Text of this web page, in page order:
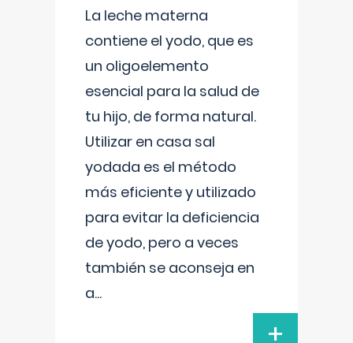
La leche materna
contiene el yodo, que es
un oligoelemento
esencial para la salud de
tu hijo, de forma natural.
Utilizar en casa sal
yodada es el método
más eficiente y utilizado
para evitar la deficiencia
de yodo, pero a veces
también se aconseja en
a...
+